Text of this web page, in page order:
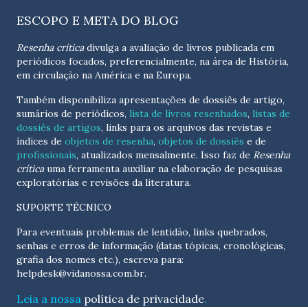
ESCOPO E META DO BLOG
Resenha críticadivulga a avaliação de livros publicada em
periódicos focados, preferencialmente, na área de História,
em circulação na América e na Europa.
Também disponibiliza apresentações de dossiês de artigo,
sumários de periódicos, lista de livros resenhados, listas de
dossiês de artigos, links para os arquivos das revistas e
índices de objetos de resenha, objetos de dossiês e de
profissionais, atualizados mensalmente. Isso faz de Resenha
críticauma ferramenta auxiliar na elaboração de pesquisas
exploratórias e revisões da literatura.
SUPORTE TÉCNICO
Para eventuais problemas de lentidão, links quebrados,
senhas e erros de informação (datas tópicas, cronológicas,
helpdesk@vidanossa.com.br.
Leia a nossa política de privacidade.